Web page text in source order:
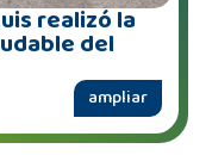
realizó la
del
ampliar